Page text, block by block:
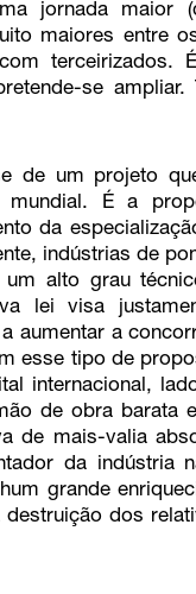
jornada maior
maiores entre
se
de um projeto
mundial. É a
da
indústrias de
alto grau
lei visa
aumentar a
esse tipo de
internacional,
de obra barata
de mais-valia
da indústria
grande
dos